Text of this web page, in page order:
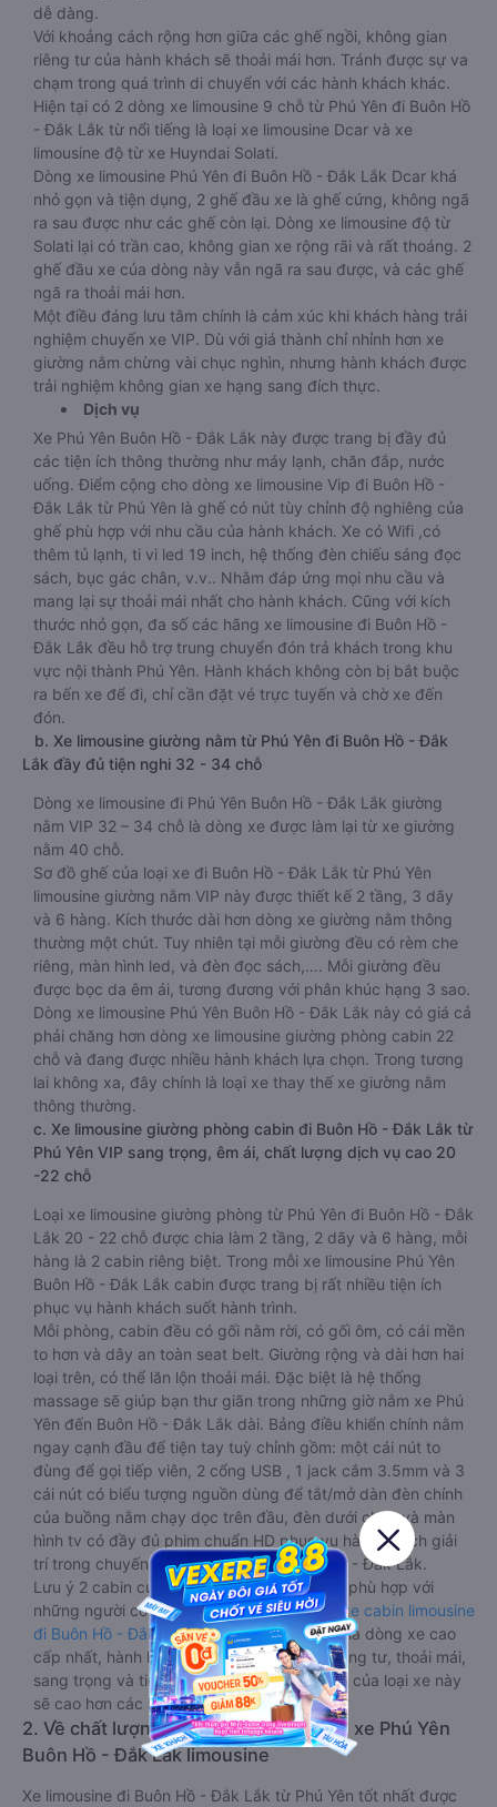
dễ dàng.
Với khoảng cách rộng hơn giữa các ghế ngồi, không gian
riêng tư của hành khách sẽ thoải mái hơn. Tránh được sự va
chạm trong quá trình di chuyển với các hành khách khác.
Hiện tại có 2 dòng xe limousine 9 chỗ từ Phú Yên đi Buôn Hồ
- Đắk Lắk từ nổi tiếng là loại xe limousine Dcar và xe
limousine độ từ xe Huyndai Solati.
Dòng xe limousine Phú Yên đi Buôn Hồ - Đắk Lắk Dcar khá
nhỏ gọn và tiện dụng, 2 ghế đầu xe là ghế cứng, không ngã
ra sau được như các ghế còn lại. Dòng xe limousine độ từ
Solati lại có trần cao, không gian xe rộng rãi và rất thoáng. 2
ghế đầu xe của dòng này vẫn ngã ra sau được, và các ghế
ngã ra thoải mái hơn.
Một điều đáng lưu tâm chính là cảm xúc khi khách hàng trải
nghiệm chuyến xe VIP. Dù với giá thành chỉ nhỉnh hơn xe
giường nằm chừng vài chục nghìn, nhưng hành khách được
trải nghiệm không gian xe hạng sang đích thực.
Dịch vụ
Xe Phú Yên Buôn Hồ - Đắk Lắk này được trang bị đầy đủ
các tiện ích thông thường như máy lạnh, chăn đắp, nước
uống. Điểm cộng cho dòng xe limousine Vip đi Buôn Hồ -
Đắk Lắk từ Phú Yên là ghế có nút tùy chỉnh độ nghiêng của
ghế phù hợp với nhu cầu của hành khách. Xe có Wifi ,có
thêm tủ lạnh, ti vi led 19 inch, hệ thống đèn chiếu sáng đọc
sách, bục gác chân, v.v.. Nhằm đáp ứng mọi nhu cầu và
mang lại sự thoải mái nhất cho hành khách. Cũng với kích
thước nhỏ gọn, đa số các hãng xe limousine đi Buôn Hồ -
Đắk Lắk đều hỗ trợ trung chuyển đón trả khách trong khu
vực nội thành Phú Yên. Hành khách không còn bị bắt buộc
ra bến xe để đi, chỉ cần đặt vé trực tuyến và chờ xe đến
đón.
b. Xe limousine giường nằm từ Phú Yên đi Buôn Hồ - Đắk
Lắk đầy đủ tiện nghi 32 - 34 chỗ
Dòng xe limousine đi Phú Yên Buôn Hồ - Đắk Lắk giường
nằm VIP 32 – 34 chỗ là dòng xe được làm lại từ xe giường
nằm 40 chỗ.
Sơ đồ ghế của loại xe đi Buôn Hồ - Đắk Lắk từ Phú Yên
limousine giường nằm VIP này được thiết kế 2 tầng, 3 dãy
và 6 hàng. Kích thước dài hơn dòng xe giường nằm thông
thường một chút. Tuy nhiên tại mỗi giường đều có rèm che
riêng, màn hình led, và đèn đọc sách,…. Mỗi giường đều
được bọc da êm ái, tương đương với phân khúc hạng 3 sao.
Dòng xe limousine Phú Yên Buôn Hồ - Đắk Lắk này có giá cả
phải chăng hơn dòng xe limousine giường phòng cabin 22
chỗ và đang được nhiều hành khách lựa chọn. Trong tương
lai không xa, đây chính là loại xe thay thế xe giường nằm
thông thường.
c. Xe limousine giường phòng cabin đi Buôn Hồ - Đắk Lắk từ
Phú Yên VIP sang trọng, êm ái, chất lượng dịch vụ cao 20
-22 chỗ
Loại xe limousine giường phòng từ Phú Yên đi Buôn Hồ - Đắk
Lắk 20 - 22 chỗ được chia làm 2 tầng, 2 dãy và 6 hàng, mỗi
hàng là 2 cabin riêng biệt. Trong mỗi xe limousine Phú Yên
Buôn Hồ - Đắk Lắk cabin được trang bị rất nhiều tiện ích
phục vụ hành khách suốt hành trình.
Mỗi phòng, cabin đều có gối nằm rời, có gối ôm, có cái mền
to hơn và dây an toàn seat belt. Giường rộng và dài hơn hai
loại trên, có thể lăn lộn thoải mái. Đặc biệt là hệ thống
massage sẽ giúp bạn thư giãn trong những giờ nằm xe Phú
Yên đến Buôn Hồ - Đắk Lắk dài. Bảng điều khiển chính nằm
ngay cạnh đầu để tiện tay tuỳ chỉnh gồm: một cái nút to
đùng để gọi tiếp viên, 2 cổng USB , 1 jack cắm 3.5mm và 3
cái nút có biểu tượng nguồn dùng để tắt/mở dàn đèn chính
của buồng nằm chạy dọc trên đầu, đèn dưới chân và màn
hình tv có đầy đủ phim chuẩn HD phục vụ hành khách giải
trí trong chuyến đi từ Phú Yên đến Buôn Hồ - Đắk Lắk.
Lưu ý 2 cabin cuối thường thiết kế nhỏ hơn phù hợp với
những người có thân hình nhỏ nhắn. Dòng
xe cabin limousine
đi Buôn Hồ - Đắk Lắk từ Phú Yênnày đang là dòng xe cao
cấp nhất, hành khách thường chọn vì sự riêng tư, thoải mái,
sang trọng và tiện nghi. Tất nhiên giá thành của loại xe này
sẽ cao hơn các loại khác.
2. Về chất lượng, review, đánh giá nhà xe Phú Yên
Buôn Hồ - Đắk Lắk limousine
Xe limousine đi Buôn Hồ - Đắk Lắk từ Phú Yên tốt nhất được